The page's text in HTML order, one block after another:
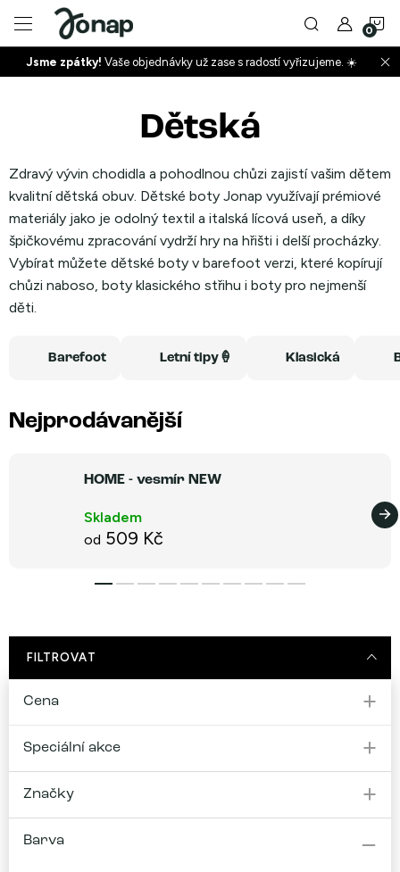
obsah
+
Jsme zpátky! Vaše objednávky už zase s radostí vyřizujeme. ☀️
Dětská
Zdravý vývin chodidla a pohodlnou chůzi zajistí vašim dětem
kvalitní dětská obuv. Dětské boty Jonap využívají prémiové
materiály jako je odolný textil a italská lícová useň, a díky
špičkovému zpracování vydrží hry na hřišti i delší procházky.
Vybírat můžete dětské boty v barefoot verzi, které kopírují
chůzi naboso, boty klasického střihu i boty pro nejmenší
děti.
Barefoot Letní tipy🍦 Klasická
Nejprodávanější
HOME - vesmír NEW
Skladem
od 509 Kč
FILTROVAT
Cena
Speciální akce
Značky
Barva